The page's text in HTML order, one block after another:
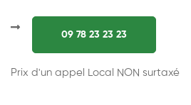
09 78 23 23 23
Prix d'un appel Local NON surtaxé